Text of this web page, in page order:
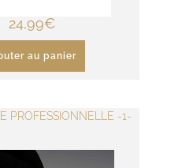
24,99€
au panier
PROFESSIONNELLE -1-